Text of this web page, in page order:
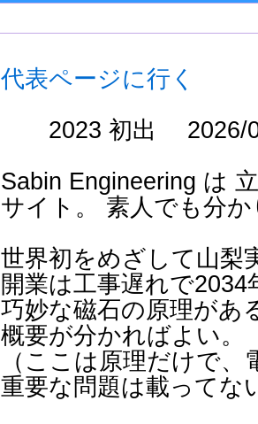
代表ページに行く
2023 初出 2026/
Sabin Engineering は
サイト。 素人でも分
世界初をめざして山梨
開業は工事遅れで2034
巧妙な磁石の原理があ
概要が分かればよい。
（ここは原理だけで
重要な問題は載ってな